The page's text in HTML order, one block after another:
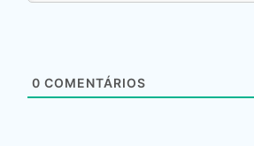
0 COMENTÁRIOS